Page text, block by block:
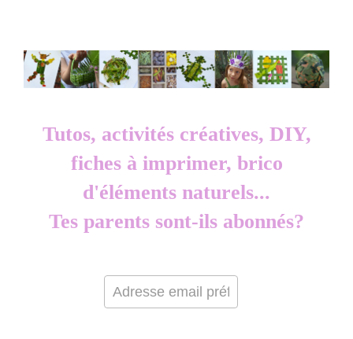
Tutos, activités créatives, DIY,
fiches à imprimer, brico
d'éléments naturels...
Tes parents sont-ils abonnés?